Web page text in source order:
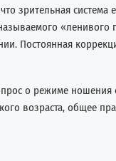
зрительная
«ленивого
Постоянная
о режиме ношения
возраста, общее